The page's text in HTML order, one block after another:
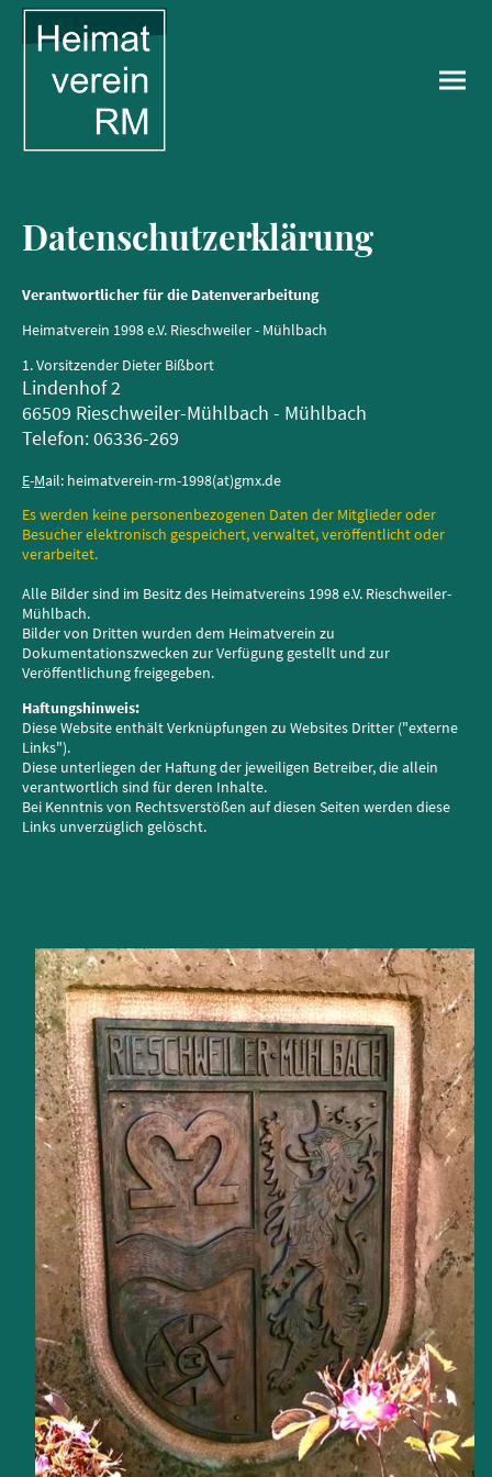
Datenschutzerklärung
Verantwortlicher für die Datenverarbeitung
Heimatverein 1998 e.V. Rieschweiler - Mühlbach
1. Vorsitzender Dieter Bißbort
Lindenhof 2
66509 Rieschweiler-Mühlbach - Mühlbach
Telefon: 06336-269
E-Mail: heimatverein-rm-1998(at)gmx.de
Es werden keine personenbezogenen Daten der Mitglieder oder
Besucher elektronisch gespeichert, verwaltet, veröffentlicht oder
verarbeitet.
Alle Bilder sind im Besitz des Heimatvereins 1998 e.V. Rieschweiler-
Mühlbach.
Bilder von Dritten wurden dem Heimatverein zu
Dokumentationszwecken zur Verfügung gestellt und zur
Veröffentlichung freigegeben.
Haftungshinweis:
Diese Website enthält Verknüpfungen zu Websites Dritter ("externe
Links").
Diese unterliegen der Haftung der jeweiligen Betreiber, die allein
verantwortlich sind für deren Inhalte.
Bei Kenntnis von Rechtsverstößen auf diesen Seiten werden diese
Links unverzüglich gelöscht.